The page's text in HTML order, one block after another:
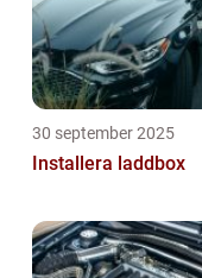
30 september 2025
Installera laddbox